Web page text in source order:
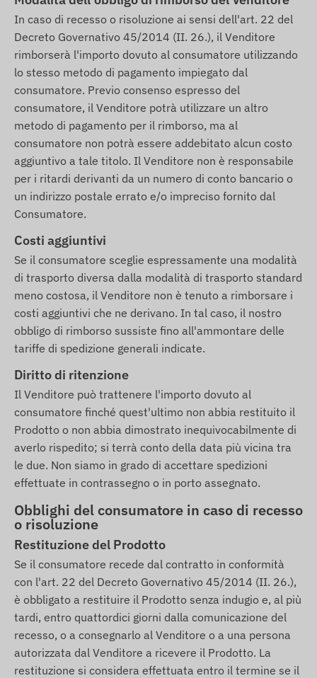
In caso di recesso o risoluzione ai sensi dell'art. 22 del
Decreto Governativo 45/2014 (II. 26.), il Venditore
rimborserà l'importo dovuto al consumatore utilizzando
lo stesso metodo di pagamento impiegato dal
consumatore. Previo consenso espresso del
consumatore, il Venditore potrà utilizzare un altro
metodo di pagamento per il rimborso, ma al
consumatore non potrà essere addebitato alcun costo
aggiuntivo a tale titolo. Il Venditore non è responsabile
per i ritardi derivanti da un numero di conto bancario o
un indirizzo postale errato e/o impreciso fornito dal
Consumatore.
Costi aggiuntivi
Se il consumatore sceglie espressamente una modalità
di trasporto diversa dalla modalità di trasporto standard
meno costosa, il Venditore non è tenuto a rimborsare i
costi aggiuntivi che ne derivano. In tal caso, il nostro
obbligo di rimborso sussiste fino all'ammontare delle
tariffe di spedizione generali indicate.
Diritto di ritenzione
Il Venditore può trattenere l'importo dovuto al
consumatore finché quest'ultimo non abbia restituito il
Prodotto o non abbia dimostrato inequivocabilmente di
averlo rispedito; si terrà conto della data più vicina tra
le due. Non siamo in grado di accettare spedizioni
effettuate in contrassegno o in porto assegnato.
Obblighi del consumatore in caso di recesso
o risoluzione
Restituzione del Prodotto
Se il consumatore recede dal contratto in conformità
con l'art. 22 del Decreto Governativo 45/2014 (II. 26.),
è obbligato a restituire il Prodotto senza indugio e, al più
tardi, entro quattordici giorni dalla comunicazione del
recesso, o a consegnarlo al Venditore o a una persona
autorizzata dal Venditore a ricevere il Prodotto. La
restituzione si considera effettuata entro il termine se il